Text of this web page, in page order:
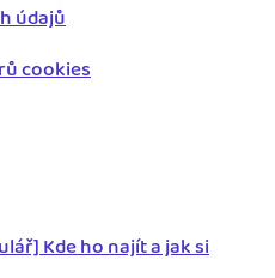
údajů
cookies
Kde ho najít a jak si